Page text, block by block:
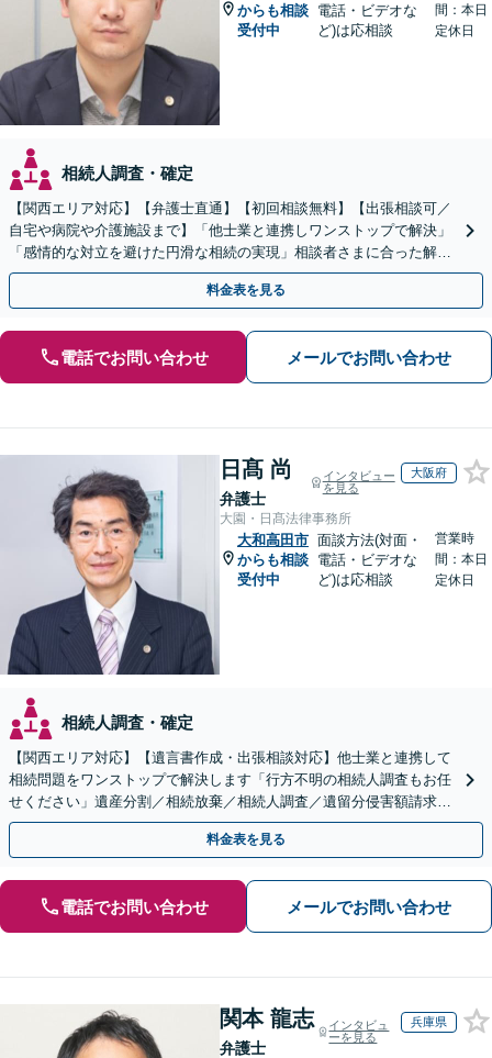
からも相談
受付中
電話・ビデオな
ど)は応相談
間：本日
定休日
相続人調査・確定
【関西エリア対応】【弁護士直通】【初回相談無料】【出張相談可／
自宅や病院や介護施設まで】「他士業と連携しワンストップで解決」
「感情的な対立を避けた円滑な相続の実現」相談者さまに合った解決
のプランをご提案
料金表を見る
電話でお問い合わせ メールでお問い合わせ
日髙 尚
弁護士
インタビュー
を見る
大阪府
大園・日髙法律事務所
大和高田市
からも相談
受付中
面談方法(対面・
電話・ビデオな
ど)は応相談
営業時
間：本日
定休日
相続人調査・確定
【関西エリア対応】【遺言書作成・出張相談対応】他士業と連携して
相続問題をワンストップで解決します「行方不明の相続人調査もお任
せください」遺産分割／相続放棄／相続人調査／遺留分侵害額請求／
登記など【休日・夜間面談可】【分割払い対応】
料金表を見る
電話でお問い合わせ メールでお問い合わせ
関本 龍志
弁護士
インタビュ
ーを見る
兵庫県